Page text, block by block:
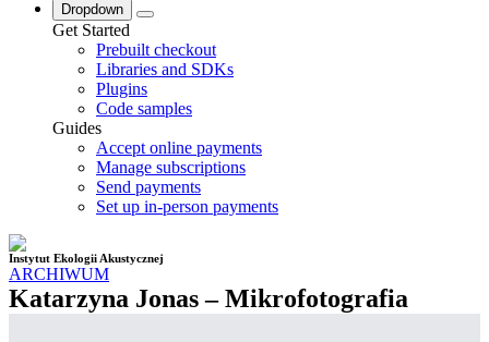
Dropdown
Get Started
Prebuilt checkout
Libraries and SDKs
Plugins
Code samples
Guides
Accept online payments
Manage subscriptions
Send payments
Set up in-person payments
Instytut Ekologii Akustycznej
ARCHIWUM
Katarzyna Jonas – Mikrofotografia